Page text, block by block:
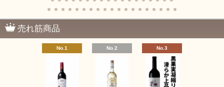
売れ筋商品
No.1 No.2 No.3